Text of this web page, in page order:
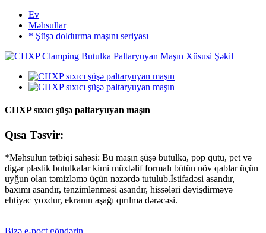
Ev
Məhsullar
* Şüşə doldurma maşını seriyası
CHXP sıxıcı şüşə paltaryuyan maşın
Qısa Təsvir:
*Məhsulun tətbiqi sahəsi: Bu maşın şüşə butulka, pop qutu, pet və
digər plastik butulkalar kimi müxtəlif formalı bütün növ qablar üçün
uyğun olan təmizləmə üçün nəzərdə tutulub.İstifadəsi asandır,
baxımı asandır, tənzimlənməsi asandır, hissələri dəyişdirməyə
ehtiyac yoxdur, ekranın aşağı qırılma dərəcəsi.